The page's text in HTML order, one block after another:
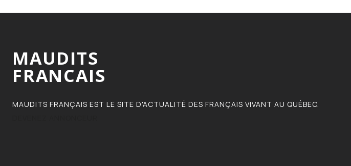
MAUDITS
FRANCAIS
MAUDITS FRANÇAIS EST LE SITE D'ACTUALITÉ DES FRANÇAIS VIVANT AU QUÉBEC.